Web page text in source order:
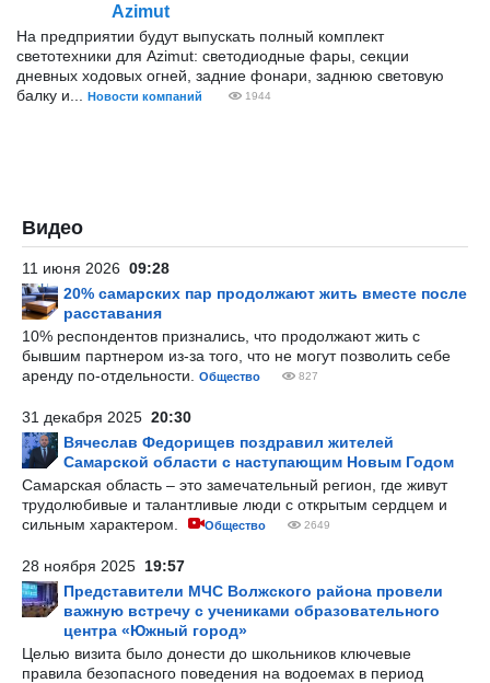
Azimut
На предприятии будут выпускать полный комплект
светотехники для Azimut: светодиодные фары, секции
дневных ходовых огней, задние фонари, заднюю световую
балку и...
Новости компаний 1944
Видео
11 июня 2026 09:28
20% самарских пар продолжают жить вместе после
расставания
10% респондентов признались, что продолжают жить с
бывшим партнером из-за того, что не могут позволить себе
аренду по-отдельности.
Общество 827
31 декабря 2025 20:30
Вячеслав Федорищев поздравил жителей
Самарской области с наступающим Новым Годом
Самарская область – это замечательный регион, где живут
трудолюбивые и талантливые люди с открытым сердцем и
сильным характером.
Общество 2649
28 ноября 2025 19:57
Представители МЧС Волжского района провели
важную встречу с учениками образовательного
центра «Южный город»
Целью визита было донести до школьников ключевые
правила безопасного поведения на водоемах в период